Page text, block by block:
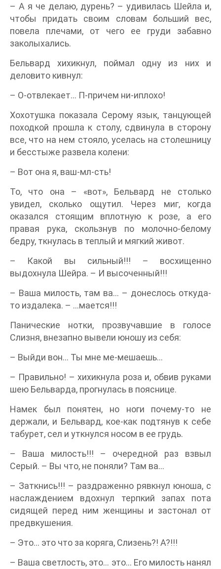
– А я че делаю, дурень? – удивилась Шейла и,
чтобы придать своим словам больший вес,
повела плечами, от чего ее груди забавно
заколыхались.
Бельвард хихикнул, поймал одну из них и
деловито кивнул:
– О-отвлекает… П-причем ни-иплохо!
Хохотушка показала Серому язык, танцующей
походкой прошла к столу, сдвинула в сторону
все, что на нем стояло, уселась на столешницу
и бесстыже развела колени:
– Вот она я, ваш-мл-сть!
То, что она – «вот», Бельвард не столько
увидел, сколько ощутил. Через миг, когда
оказался стоящим вплотную к розе, а его
правая рука, скользнув по молочно-белому
бедру, ткнулась в теплый и мягкий живот.
– Какой вы сильный!!! – восхищенно
выдохнула Шейра. – И высоченный!!!
– Ваша милость, там ва… – донеслось откуда-
то издалека. – …мается!!!
Панические нотки, прозвучавшие в голосе
Слизня, внезапно вывели юношу из себя:
– Выйди вон… Ты мне ме-мешаешь…
– Правильно! – хихикнула роза и, обвив руками
шею Бельварда, прогнулась в пояснице.
Намек был понятен, но ноги почему-то не
держали, и Бельвард, кое-как подтянув к себе
табурет, сел и уткнулся носом в ее грудь.
– Ваша милость!!! – очередной раз взвыл
Серый. – Вы что, не поняли? Там ва…
– Заткнись!!! – раздраженно рявкнул юноша, с
наслаждением вдохнул терпкий запах пота
сидящей перед ним женщины и застонал от
предвкушения.
– Это… это что за коряга, Слизень?! А?!!!
– Ваша светлость, это… это… Его милость нанял